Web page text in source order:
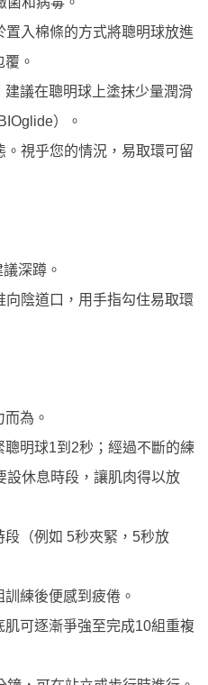
入棉條的方式將聰明球放進
。
議在聰明球上塗抹少量潤滑
）。
視乎您的情況，易取環可留
議深蹲。
陰道口，用手指勾住易取環
為。
聰明球1到 2秒；經過不斷的練
設休息時段，讓肌肉得以放
段（例如 5秒夾緊， 5秒放
練後便感到疲倦。
肌可逐漸爭強至完成10組重複